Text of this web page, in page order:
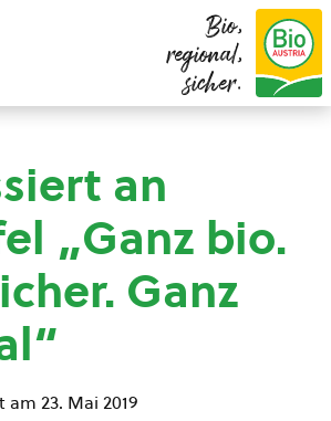
Bio,
regional,
sicher.
an
„Ganz bio.
Ganz
23. Mai 2019